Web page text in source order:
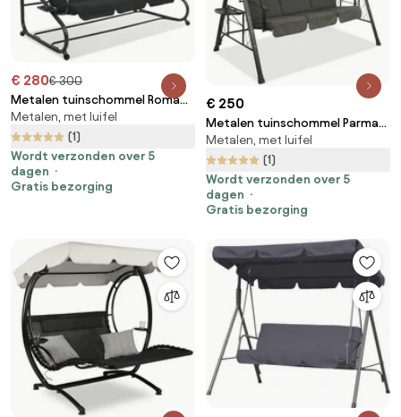
€ 280€ 300
Metalen tuinschommel Roma
Garden Point zwart-wit
Metalen, met luifel
(1)
Wordt verzonden over 5
dagen
Gratis bezorging
€ 250
Metalen tuinschommel Parma
Garden Point grijs
Metalen, met luifel
(1)
Wordt verzonden over 5
dagen
Gratis bezorging